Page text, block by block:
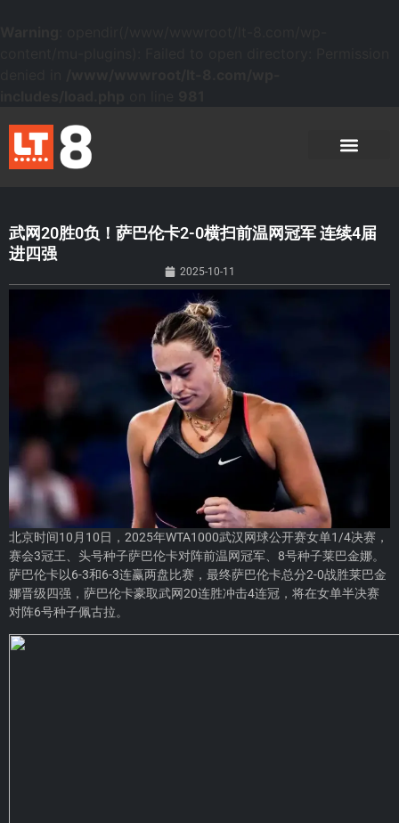
武网20胜0负！萨巴伦卡2-0横扫前温网冠军 连续4届
进四强
2025-10-11
北京时间10月10日，2025年WTA1000武汉网球公开赛女单1/4决赛，
赛会3冠王、头号种子萨巴伦卡对阵前温网冠军、8号种子莱巴金娜。
萨巴伦卡以6-3和6-3连赢两盘比赛，最终萨巴伦卡总分2-0战胜莱巴金
娜晋级四强，萨巴伦卡豪取武网20连胜冲击4连冠，将在女单半决赛
对阵6号种子佩古拉。